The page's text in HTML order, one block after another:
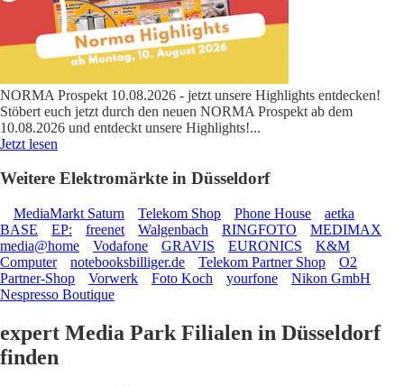
NORMA Prospekt 10.08.2026 - jetzt unsere Highlights entdecken!
Stöbert euch jetzt durch den neuen NORMA Prospekt ab dem
10.08.2026 und entdeckt unsere Highlights!...
Jetzt lesen
Weitere Elektromärkte in Düsseldorf
MediaMarkt Saturn Telekom Shop Phone House
aetka
BASE
EP: freenet Walgenbach RINGFOTO
MEDIMAX
media@home
Vodafone GRAVIS EURONICS
K&M
Computer
notebooksbilliger.de Telekom Partner Shop
O2
Partner-Shop
Vorwerk Foto Koch yourfone
Nikon GmbH
Nespresso Boutique
expert Media Park Filialen in Düsseldorf
finden